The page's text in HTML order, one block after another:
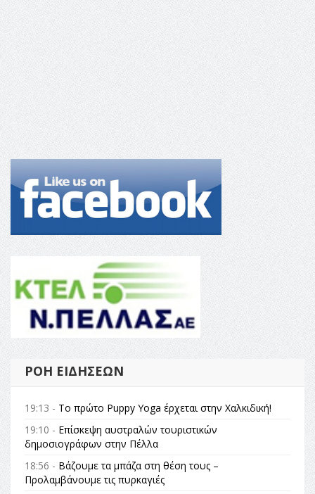
ΡΟΉ ΕΙΔΉΣΕΩΝ
19:13 - Το πρώτο Puppy Yoga έρχεται στην Χαλκιδική!
19:10 - Επίσκεψη αυστραλών τουριστικών
δημοσιογράφων στην Πέλλα
18:56 - Βάζουμε τα μπάζα στη θέση τους –
Προλαμβάνουμε τις πυρκαγιές